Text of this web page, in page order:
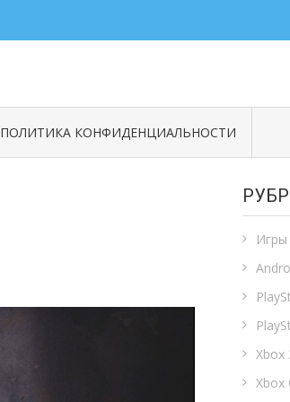
ПОЛИТИКА КОНФИДЕНЦИАЛЬНОСТИ
Игры
Xbox
Xbox